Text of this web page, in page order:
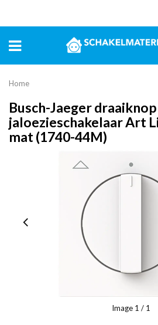
Home
Busch-Jaeger draaiknop
jaloezieschakelaar Art
mat (1740-44M)
Image 1 / 1